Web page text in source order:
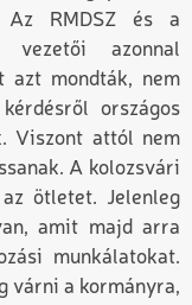
Az RMDSZ és a
azonnal
azt mondták, nem
országos
Viszont attól nem
A kolozsvári
ötletet. Jelenleg
amit majd arra
munkálatokat.
várni a kormányra,